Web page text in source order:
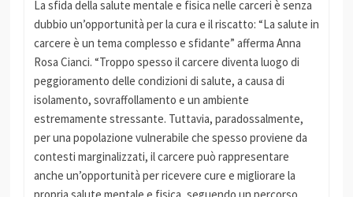
La sfida della salute mentale e fisica nelle carceri è senza
dubbio un’opportunità per la cura e il riscatto: “La salute in
carcere è un tema complesso e sfidante” afferma Anna
Rosa Cianci. “Troppo spesso il carcere diventa luogo di
peggioramento delle condizioni di salute, a causa di
isolamento, sovraffollamento e un ambiente
estremamente stressante. Tuttavia, paradossalmente,
per una popolazione vulnerabile che spesso proviene da
contesti marginalizzati, il carcere può rappresentare
anche un’opportunità per ricevere cure e migliorare la